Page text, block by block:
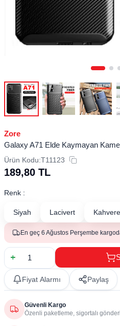
Zore
Galaxy A71 Elde Kaymayan
Ürün Kodu:T11123
189,80 TL
Renk :
Siyah Lacivert
En geç 6 Ağustos Perşembe
Fiyat Alarmı Paylaş
Güvenli Kargo
Özenli paketleme, sigortalı